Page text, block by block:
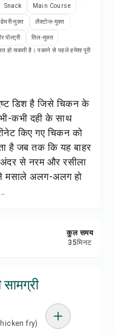
List
Snack Main Course
डेयरी-मुक्त लैक्टोज-मुक्त
पोल्ट्री
तिल-मुक्त
हो सकती है। पकाने से पहले हमेशा पूरी
डिश है जिसे चिकन के
कभी दही के साथ
किए गए चिकन को
है जब तक कि यह बाहर
से नरम और रसीला
मसाले अलग-अलग हो
कुल समय
35मिनट
fry)